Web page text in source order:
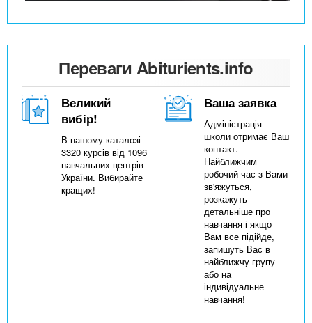
Переваги Abiturients.info
Великий
вибір!
В нашому каталозі
3320 курсів від 1096
навчальних центрів
України. Вибирайте
кращих!
Ваша заявка
Адміністрація
школи отримає Ваш
контакт.
Найближчим
робочий час з Вами
зв'яжуться,
розкажуть
детальніше про
навчання і якщо
Вам все підійде,
запишуть Вас в
найближчу групу
або на
індивідуальне
навчання!